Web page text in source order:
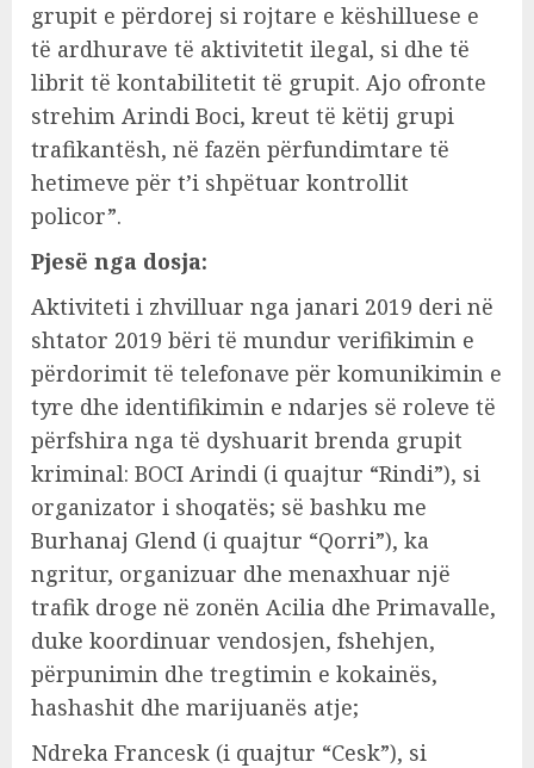
grupit e përdorej si rojtare e këshilluese e
të ardhurave të aktivitetit ilegal, si dhe të
librit të kontabilitetit të grupit. Ajo ofronte
strehim Arindi Boci, kreut të këtij grupi
trafikantësh, në fazën përfundimtare të
hetimeve për t’i shpëtuar kontrollit
policor”.
Pjesë nga dosja:
Aktiviteti i zhvilluar nga janari 2019 deri në
shtator 2019 bëri të mundur verifikimin e
përdorimit të telefonave për komunikimin e
tyre dhe identifikimin e ndarjes së roleve të
përfshira nga të dyshuarit brenda grupit
kriminal: BOCI Arindi (i quajtur “Rindi”), si
organizator i shoqatës; së bashku me
Burhanaj Glend (i quajtur “Qorri”), ka
ngritur, organizuar dhe menaxhuar një
trafik droge në zonën Acilia dhe Primavalle,
duke koordinuar vendosjen, fshehjen,
përpunimin dhe tregtimin e kokainës,
hashashit dhe marijuanës atje;
Ndreka Francesk (i quajtur “Cesk”), si